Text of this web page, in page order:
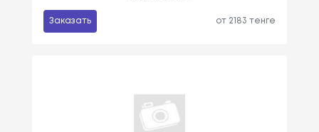
Заказать от 2183 тенге